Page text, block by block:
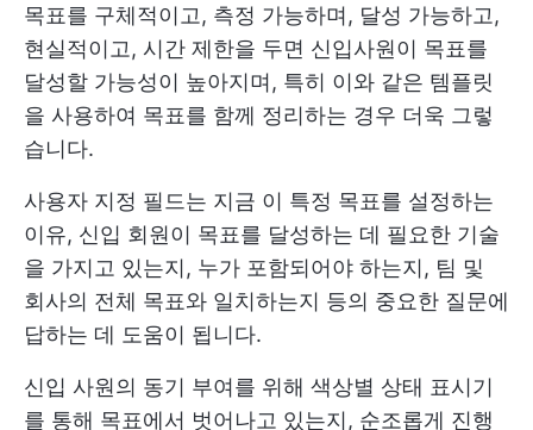
목표를 구체적이고, 측정 가능하며, 달성 가능하고,
현실적이고, 시간 제한을 두면 신입사원이 목표를
달성할 가능성이 높아지며, 특히 이와 같은 템플릿
을 사용하여 목표를 함께 정리하는 경우 더욱 그렇
습니다.
사용자 지정 필드는 지금 이 특정 목표를 설정하는
이유, 신입 회원이 목표를 달성하는 데 필요한 기술
을 가지고 있는지, 누가 포함되어야 하는지, 팀 및
회사의 전체 목표와 일치하는지 등의 중요한 질문에
답하는 데 도움이 됩니다.
신입 사원의 동기 부여를 위해 색상별 상태 표시기
를 통해 목표에서 벗어나고 있는지, 순조롭게 진행